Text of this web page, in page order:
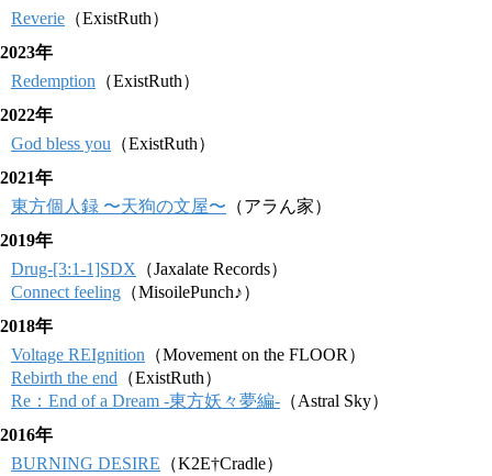
Reverie （ExistRuth）
2023年
Redemption （ExistRuth）
2022年
God bless you （ExistRuth）
2021年
東方個人録 〜天狗の文屋〜 （アラん家）
2019年
Drug-[3:1-1]SDX （Jaxalate Records）
Connect feeling （MisoilePunch♪）
2018年
Voltage REIgnition （Movement on the FLOOR）
Rebirth the end （ExistRuth）
Re：End of a Dream -東方妖々夢編- （Astral Sky）
2016年
BURNING DESIRE （K2E†Cradle）